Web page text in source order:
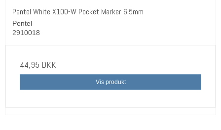
Pentel White X100-W Pocket Marker 6.5mm
Pentel
2910018
44,95 DKK
Vis produkt